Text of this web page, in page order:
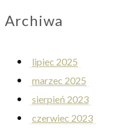
Archiwa
lipiec 2025
marzec 2025
sierpień 2023
czerwiec 2023